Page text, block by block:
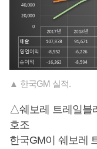
▲ 한국GM 실적.
△쉐보레 트레일블
호조
한국GM이 쉐보레